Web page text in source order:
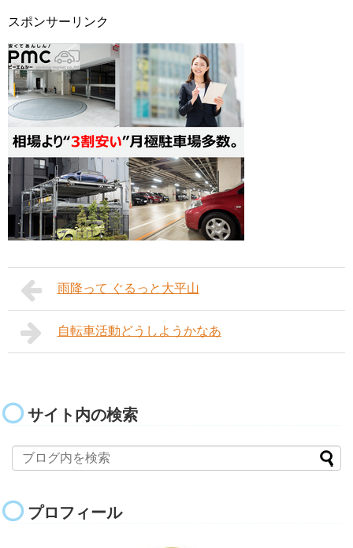
スポンサーリンク
雨降って ぐるっと大平山
自転車活動どうしようかなあ
サイト内の検索
プロフィール